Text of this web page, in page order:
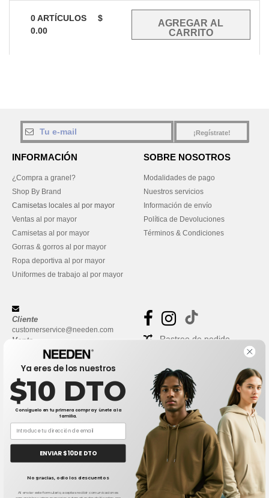
0ARTÍCULOS
$
0.00
¡Regístrate!
INFORMACIÓN
¿Compra a granel?
Shop By Brand
Camisetas locales al por mayor
Ventas al por mayor
Camisetas al por mayor
Gorras & gorros al por mayor
Ropa deportiva al por mayor
Uniformes de trabajo al por mayor
SOBRE NOSOTROS
Modalidades de pago
Nuestros servicios
Información de envío
Política de Devoluciones
Términos & Condiciones
Cliente
customerservice@needen.com
Venta
sales@needen.com
Rastreo de pedido
Hola
Si tienes dudas o preguntas, puedes
escribirnos en cualquier momento.
Ya eres de los nuestros
$10 DTO
Consíguelo en tu primera compra y únete a la
familia.
ENVIAR $10 DE DTO
No gracias, odio los descuentos
Al enviar este formulario, aceptas recibir comunicaciones